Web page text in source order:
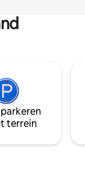
terrein